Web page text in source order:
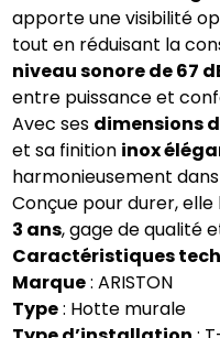
apporte une visibilité
tout en réduisant la
niveau sonore de 67
entre puissance et
Avec ses dimensions
et sa finition inox
harmonieusement
Conçue pour durer, elle
3 ans, gage de qualité
Caractéristiques
Marque: ARISTON
Type: Hotte murale